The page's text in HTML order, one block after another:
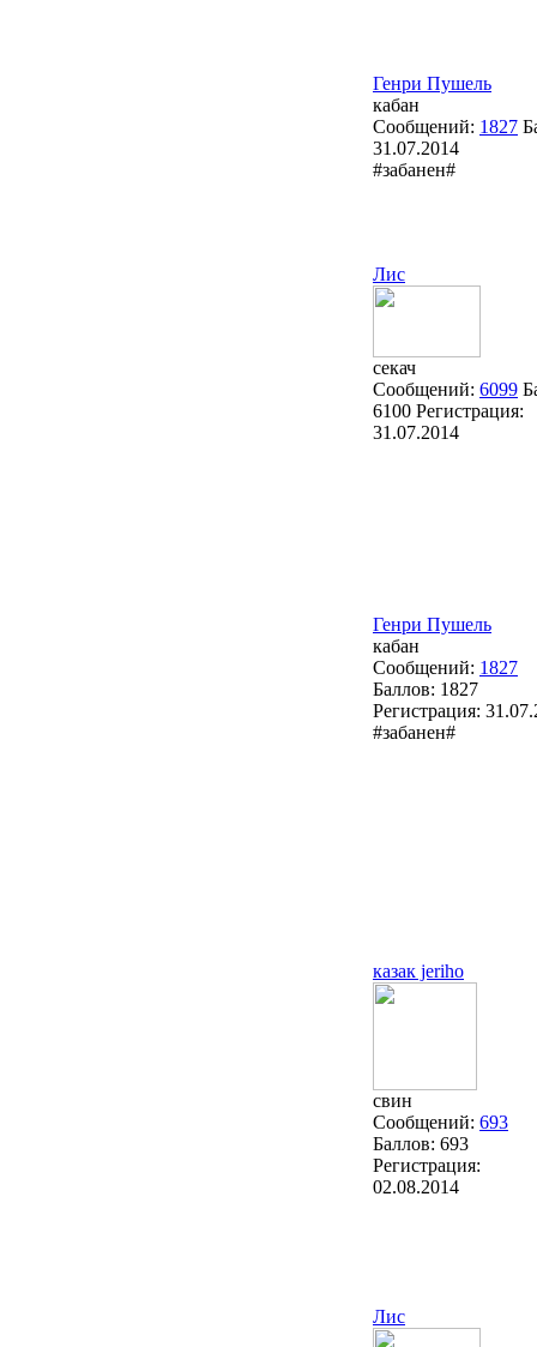
Генри Пушель
кабан
Сообщений: 1827
31.07.2014
#забанен#
Лис
секач
Сообщений: 6099
6100 Регистрация:
31.07.2014
Генри Пушель
кабан
Сообщений: 1827
Баллов: 1827
Регистрация:
#забанен#
казак jeriho
свин
Сообщений: 693
Баллов: 693
Регистрация:
02.08.2014
Лис